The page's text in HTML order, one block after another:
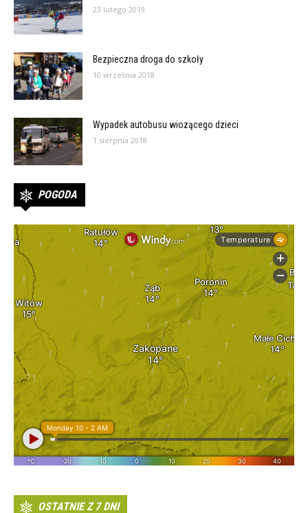
23 lutego 2019
Bezpieczna droga do szkoły
10 września 2018
Wypadek autobusu wiozącego dzieci
1 sierpnia 2018
POGODA
OSTATNIE Z 7 DNI